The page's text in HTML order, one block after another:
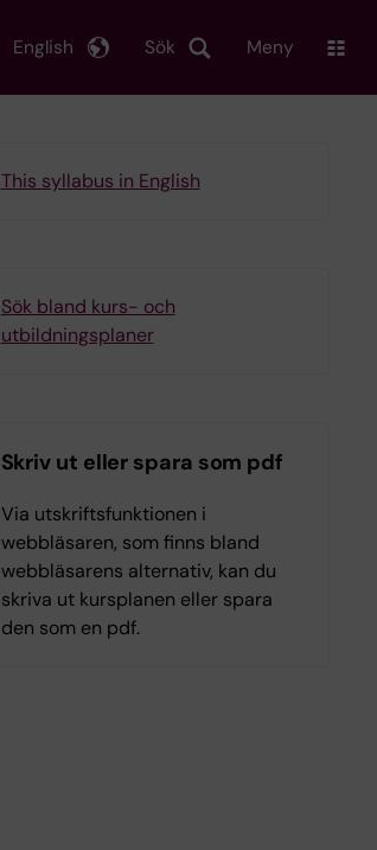
Sök
English Meny
This syllabus in English
Sök bland kurs- och
utbildningsplaner
Skriv ut eller spara som pdf
Via utskriftsfunktionen i
webbläsaren, som finns bland
webbläsarens alternativ, kan du
skriva ut kursplanen eller spara
den som en pdf.